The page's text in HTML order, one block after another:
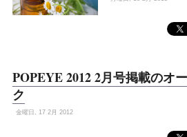
POPEYE 2012 2月号掲載のオ
ク
金曜日, 17 2月 2012